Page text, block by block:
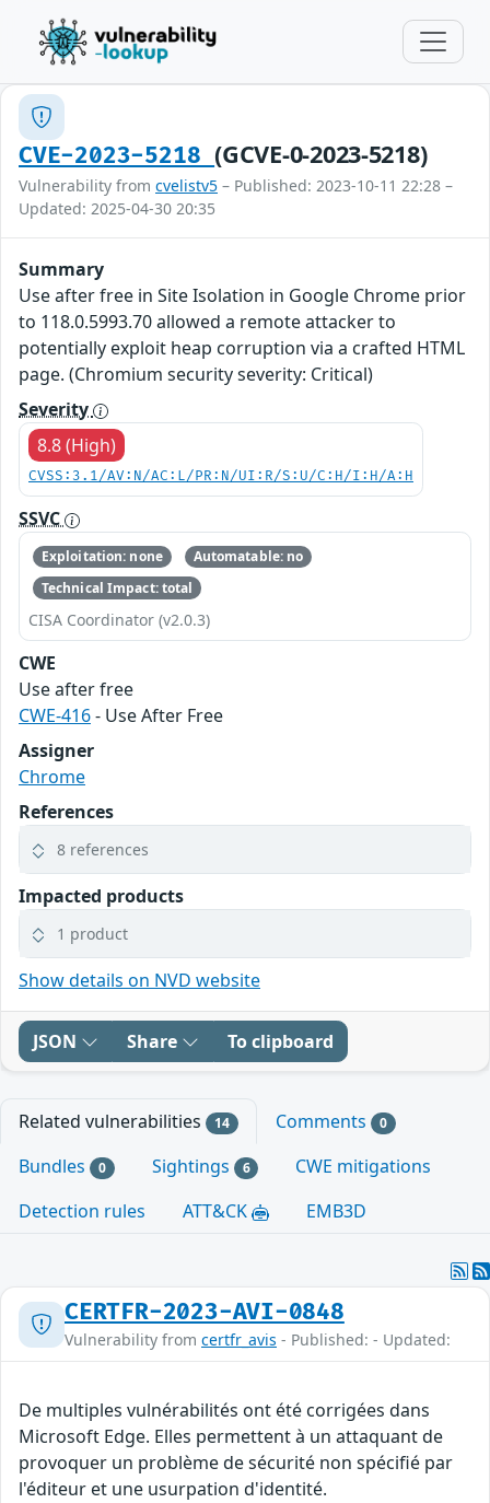
CVE-2023-5218(GCVE-0-2023-5218)
Vulnerability from cvelistv5 – Published: 2023-10-11 22:28 –
Updated: 2025-04-30 20:35
Summary
Use after free in Site Isolation in Google Chrome prior
to 118.0.5993.70 allowed a remote attacker to
potentially exploit heap corruption via a crafted HTML
page. (Chromium security severity: Critical)
Severity
8.8 (High)
CVSS:3.1/AV:N/AC:L/PR:N/UI:R/S:U/C:H/I:H/A:H
SSVC
Exploitation: none
Automatable: no
Technical Impact: total
CISA Coordinator (v2.0.3)
CWE
Use after free
CWE-416- Use After Free
Assigner
Chrome
References
8 references
Impacted products
1 product
Show details on NVD website
JSON Share To clipboard
Related vulnerabilities 14 Comments 0
Bundles 0 Sightings 6
CWE mitigations
Detection rules
ATT&CK EMB3D
CERTFR-2023-AVI-0848
Vulnerability from certfr_avis - Published: - Updated:
De multiples vulnérabilités ont été corrigées dans
Microsoft Edge. Elles permettent à un attaquant de
provoquer un problème de sécurité non spécifié par
l'éditeur et une usurpation d'identité.